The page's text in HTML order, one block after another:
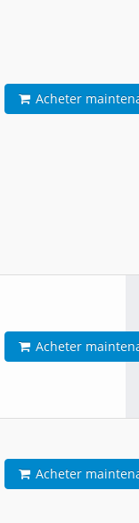
Acheter
Acheter
Acheter